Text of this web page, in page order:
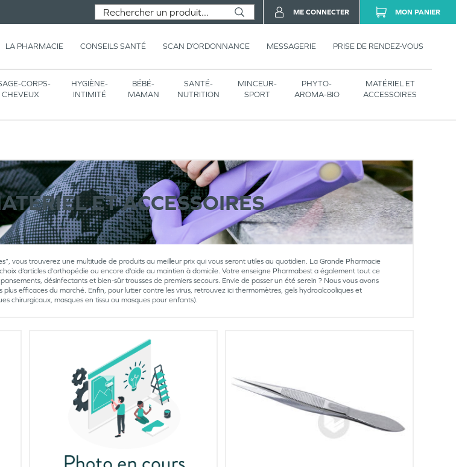
LA PHARMACIE CONSEILS SANTÉ SCAN D’ORDONNANCE MESSAGERIE PRISE DE RENDEZ-VOUS
CORPS-
CHEVEUX
HYGIÈNE-
INTIMITÉ
BÉBÉ-
MAMAN
SANTÉ-
NUTRITION
MINCEUR-
SPORT
PHYTO-
AROMA-BIO
MATÉRIEL ET
ACCESSOIRES
ME CONNECTER MON PANIER
ET ACCESSOIRES
vous trouverez une multitude de produits au meilleur prix qui vous seront utiles au quotidien. La Grande Pharmacie
d’articles d’orthopédie ou encore d’aide au maintien à domicile. Votre enseigne Pharmabest a également tout ce
désinfectants et bien-sûr trousses de premiers secours. Envie de passer un été serein ? Nous vous avons
plus efficaces du marché. Enfin, pour lutter contre les virus, retrouvez ici thermomètres, gels hydroalcooliques et
chirurgicaux, masques en tissu ou masques pour enfants).